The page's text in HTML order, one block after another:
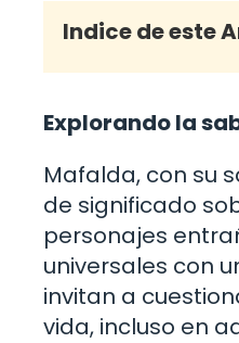
Indice de este
Explorando la
Mafalda, con su
de significado
personajes
universales con
invitan a
vida, incluso en